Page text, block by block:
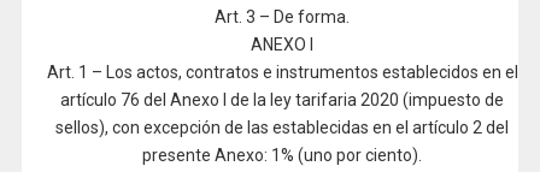
Art. 3 – De forma.
ANEXO I
Art. 1 – Los actos, contratos e instrumentos establecidos en el
artículo 76 del Anexo I de la ley tarifaria 2020 (impuesto de
sellos), con excepción de las establecidas en el artículo 2 del
presente Anexo: 1% (uno por ciento).